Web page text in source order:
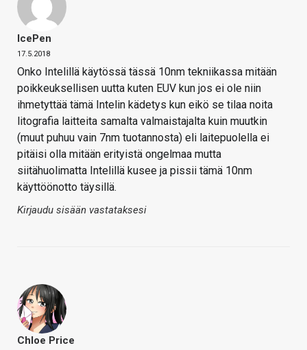
IcePen
17.5.2018
Onko Intelillä käytössä tässä 10nm tekniikassa mitään
poikkeuksellisen uutta kuten EUV kun jos ei ole niin
ihmetyttää tämä Intelin kädetys kun eikö se tilaa noita
litografia laitteita samalta valmaistajalta kuin muutkin
(muut puhuu vain 7nm tuotannosta) eli laitepuolella ei
pitäisi olla mitään erityistä ongelmaa mutta
siitähuolimatta Intelillä kusee ja pissii tämä 10nm
käyttöönotto täysillä.
Kirjaudu sisään vastataksesi
Chloe Price